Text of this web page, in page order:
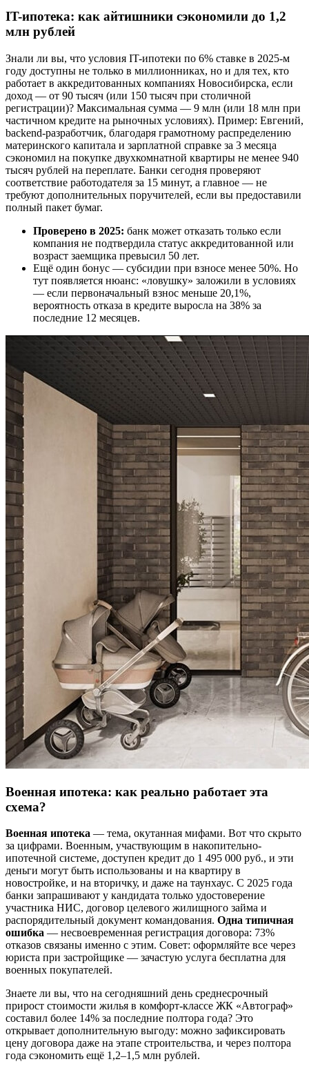
IT-ипотека: как айтишники сэкономили до 1,2
млн рублей
Знали ли вы, что условия IT-ипотеки по 6% ставке в 2025-м
году доступны не только в миллионниках, но и для тех, кто
работает в аккредитованных компаниях Новосибирска, если
доход — от 90 тысяч (или 150 тысяч при столичной
регистрации)? Максимальная сумма — 9 млн (или 18 млн при
частичном кредите на рыночных условиях). Пример: Евгений,
backend-разработчик, благодаря грамотному распределению
материнского капитала и зарплатной справке за 3 месяца
сэкономил на покупке двухкомнатной квартиры не менее 940
тысяч рублей на переплате. Банки сегодня проверяют
соответствие работодателя за 15 минут, а главное — не
требуют дополнительных поручителей, если вы предоставили
полный пакет бумаг.
Проверено в 2025: банк может отказать только если
компания не подтвердила статус аккредитованной или
возраст заемщика превысил 50 лет.
Ещё один бонус — субсидии при взносе менее 50%. Но
тут появляется нюанс: «ловушку» заложили в условиях
— если первоначальный взнос меньше 20,1%,
вероятность отказа в кредите выросла на 38% за
последние 12 месяцев.
Военная ипотека: как реально работает эта
схема?
Военная ипотека — тема, окутанная мифами. Вот что скрыто
за цифрами. Военным, участвующим в накопительно-
ипотечной системе, доступен кредит до 1 495 000 руб., и эти
деньги могут быть использованы и на квартиру в
новостройке, и на вторичку, и даже на таунхаус. С 2025 года
банки запрашивают у кандидата только удостоверение
участника НИС, договор целевого жилищного займа и
распорядительный документ командования. Одна типичная
ошибка — несвоевременная регистрация договора: 73%
отказов связаны именно с этим. Совет: оформляйте все через
юриста при застройщике — зачастую услуга бесплатна для
военных покупателей.
Знаете ли вы, что на сегодняшний день среднесрочный
прирост стоимости жилья в комфорт-классе ЖК «Автограф»
составил более 14% за последние полтора года? Это
открывает дополнительную выгоду: можно зафиксировать
цену договора даже на этапе строительства, и через полтора
года сэкономить ещё 1,2–1,5 млн рублей.